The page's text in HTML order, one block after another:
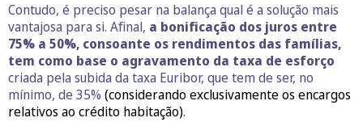
Contudo, é preciso pesar na balança qual é a solução mais
vantajosa para si. Afinal, a bonificação dos juros entre
75% a 50%, consoante os rendimentos das famílias,
tem como base o agravamento da taxa de esforço
criada pela subida da taxa Euribor, que tem de ser, no
mínimo, de 35% (considerando exclusivamente os encargos
relativos ao crédito habitação).